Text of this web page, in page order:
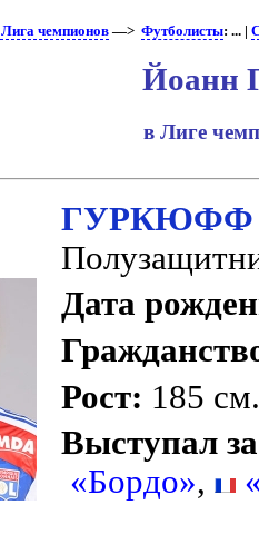
Лига чемпионов—> Футболисты: ... |
Йоанн
в Лиге
ГУРКЮФФ
Дата
Рост: 185
Выступал
«Бордо»,